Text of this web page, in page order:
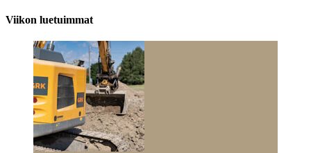
Viikon luetuimmat